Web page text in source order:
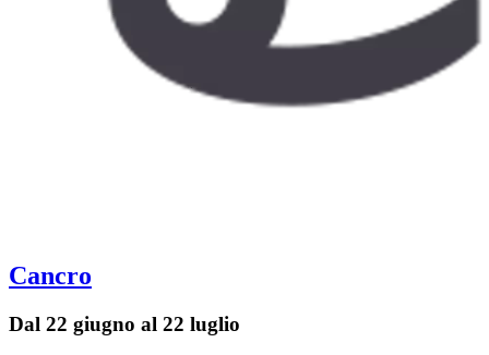
Cancro
Dal 22 giugno al 22 luglio